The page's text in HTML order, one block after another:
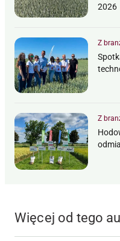
2026
Z
Z
Więcej od tego